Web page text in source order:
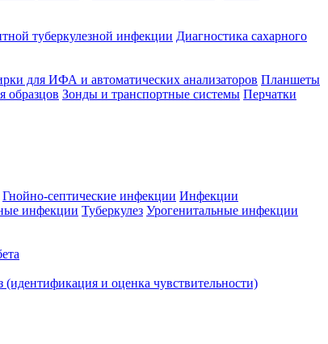
туберкулезной инфекции Диагностика сахарного
для ИФА и автоматических анализаторов Планшеты
образцов Зонды и транспортные системы Перчатки
Гнойно-септические инфекции Инфекции
инфекции Туберкулез Урогенитальные инфекции
и оценка чувствительности)